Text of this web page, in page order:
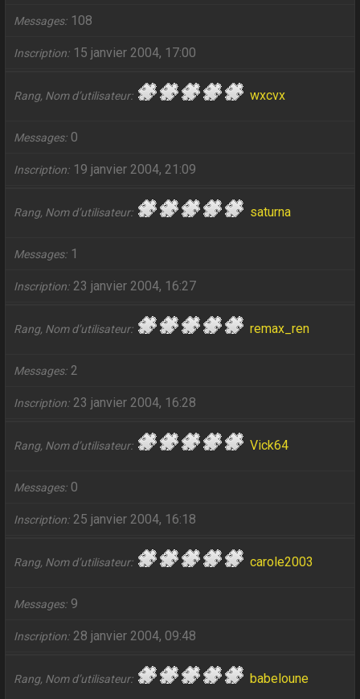
Messages 108
Inscription 15 janvier 2004, 17:00
Rang, Nom d’utilisateur wxcvx
Messages 0
Inscription 19 janvier 2004, 21:09
Rang, Nom d’utilisateur saturna
Messages 1
Inscription 23 janvier 2004, 16:27
Rang, Nom d’utilisateur remax_ren
Messages 2
Inscription 23 janvier 2004, 16:28
Rang, Nom d’utilisateur Vick64
Messages 0
Inscription 25 janvier 2004, 16:18
Rang, Nom d’utilisateur carole2003
Messages 9
Inscription 28 janvier 2004, 09:48
Rang, Nom d’utilisateur babeloune